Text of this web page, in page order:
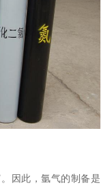
因此，氩气的制备是